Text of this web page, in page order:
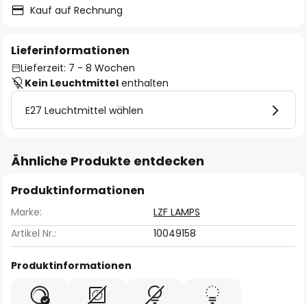
Kauf auf Rechnung
Lieferinformationen
Lieferzeit: 7 - 8 Wochen
Kein Leuchtmittel enthalten
E27 Leuchtmittel wählen
Ähnliche Produkte entdecken
Produktinformationen
Marke:
LZF LAMPS
Artikel Nr.:
10049158
Produktinformationen